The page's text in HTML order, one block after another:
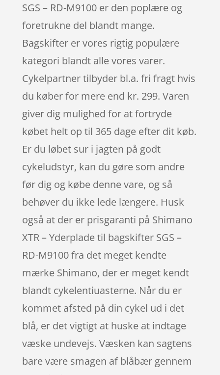
SGS – RD-M9100 er den poplære og
foretrukne del blandt mange.
Bagskifter er vores rigtig populære
kategori blandt alle vores varer.
Cykelpartner tilbyder bl.a. fri fragt hvis
du køber for mere end kr. 299. Varen
giver dig mulighed for at fortryde
købet helt op til 365 dage efter dit køb.
Er du løbet sur i jagten på godt
cykeludstyr, kan du gøre som andre
før dig og købe denne vare, og så
behøver du ikke lede længere. Husk
også at der er prisgaranti på Shimano
XTR – Yderplade til bagskifter SGS –
RD-M9100 fra det meget kendte
mærke Shimano, der er meget kendt
blandt cykelentiuasterne. Når du er
kommet afsted på din cykel ud i det
blå, er det vigtigt at huske at indtage
væske undevejs. Væsken kan sagtens
bare være smagen af blåbær gennem